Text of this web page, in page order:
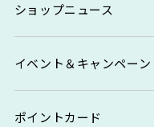
ショップニュース
イベント＆キャンペーン
ポイントカード